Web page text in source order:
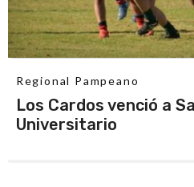
Regional Pampeano
Los Cardos venció a
Universitario